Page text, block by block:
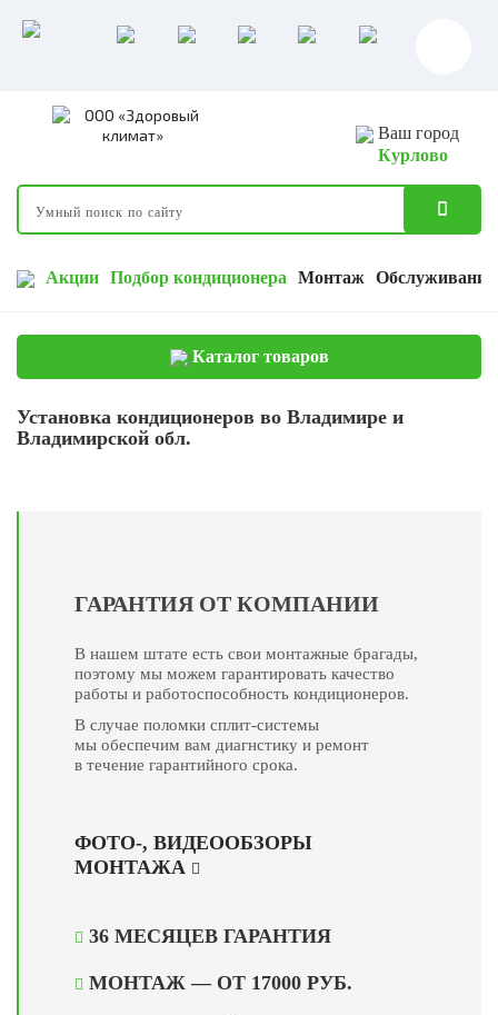
Ваш город
Курлово
Акции Подбор кондиционера Монтаж Обслуживание
Каталог товаров
Установка кондиционеров во Владимире и
Владимирской обл.
ГАРАНТИЯ ОТ КОМПАНИИ
В нашем штате есть свои монтажные брагады,
поэтому мы можем гарантировать качество
работы и работоспособность кондиционеров.
В случае поломки сплит-системы
мы обеспечим вам диагнстику и ремонт
в течение гарантийного срока.
ФОТО-, ВИДЕООБЗОРЫ
МОНТАЖА
36 МЕСЯЦЕВ ГАРАНТИЯ
МОНТАЖ — ОТ 17000 РУБ.